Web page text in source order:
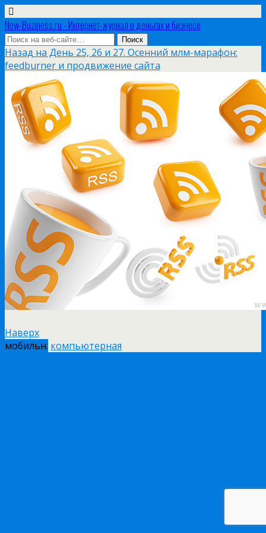
New-Buziness.ru - Интернет-журнал о деньгах и бизнесе
Назад на День 25, 26 и 27. Осенний млм-марафон:
feedburner и продвижение сайта
Наверх
мобильн. компьютерная